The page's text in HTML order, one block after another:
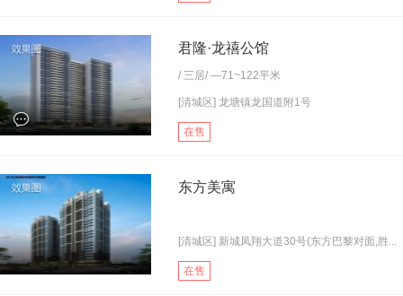
君隆·龙禧公馆
/ 三居/ —71~122平米
[清城区] 龙塘镇龙国道附1号
在售
东方美寓
[清城区] 新城凤翔大道30号(东方巴黎对面,胜...
在售